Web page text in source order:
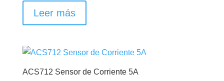
Leer más
ACS712 Sensor de Corriente 5A